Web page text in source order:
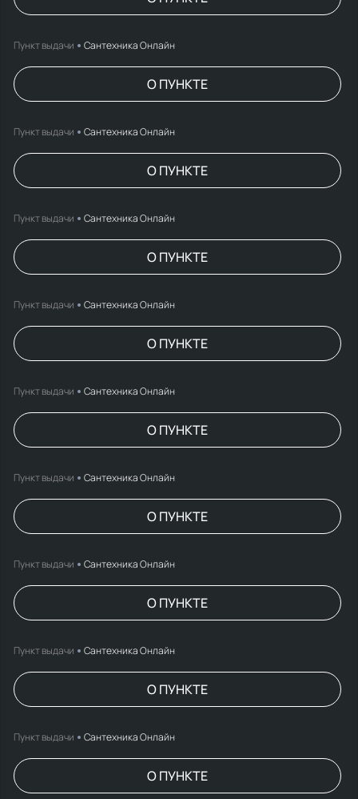
Пункт выдачи Сантехника Онлайн
О ПУНКТЕ
Пункт выдачи Сантехника Онлайн
О ПУНКТЕ
Пункт выдачи Сантехника Онлайн
О ПУНКТЕ
Пункт выдачи Сантехника Онлайн
О ПУНКТЕ
Пункт выдачи Сантехника Онлайн
О ПУНКТЕ
Пункт выдачи Сантехника Онлайн
О ПУНКТЕ
Пункт выдачи Сантехника Онлайн
О ПУНКТЕ
Пункт выдачи Сантехника Онлайн
О ПУНКТЕ
Пункт выдачи Сантехника Онлайн
О ПУНКТЕ